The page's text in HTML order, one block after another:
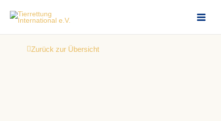
Inhalt
Zurück zur Übersicht